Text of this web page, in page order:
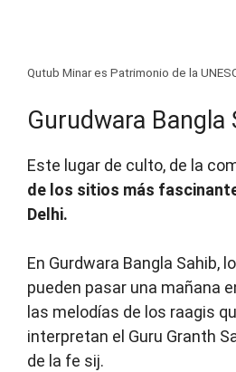
Qutub Minar es Patrimonio de la
Gurudwara Bangla
Este lugar de culto, de la
de los sitios más
Delhi.
En Gurdwara Bangla Sahib,
pueden pasar una mañana
las melodías de los raagis
interpretan el Guru Granth
de la fe sij.